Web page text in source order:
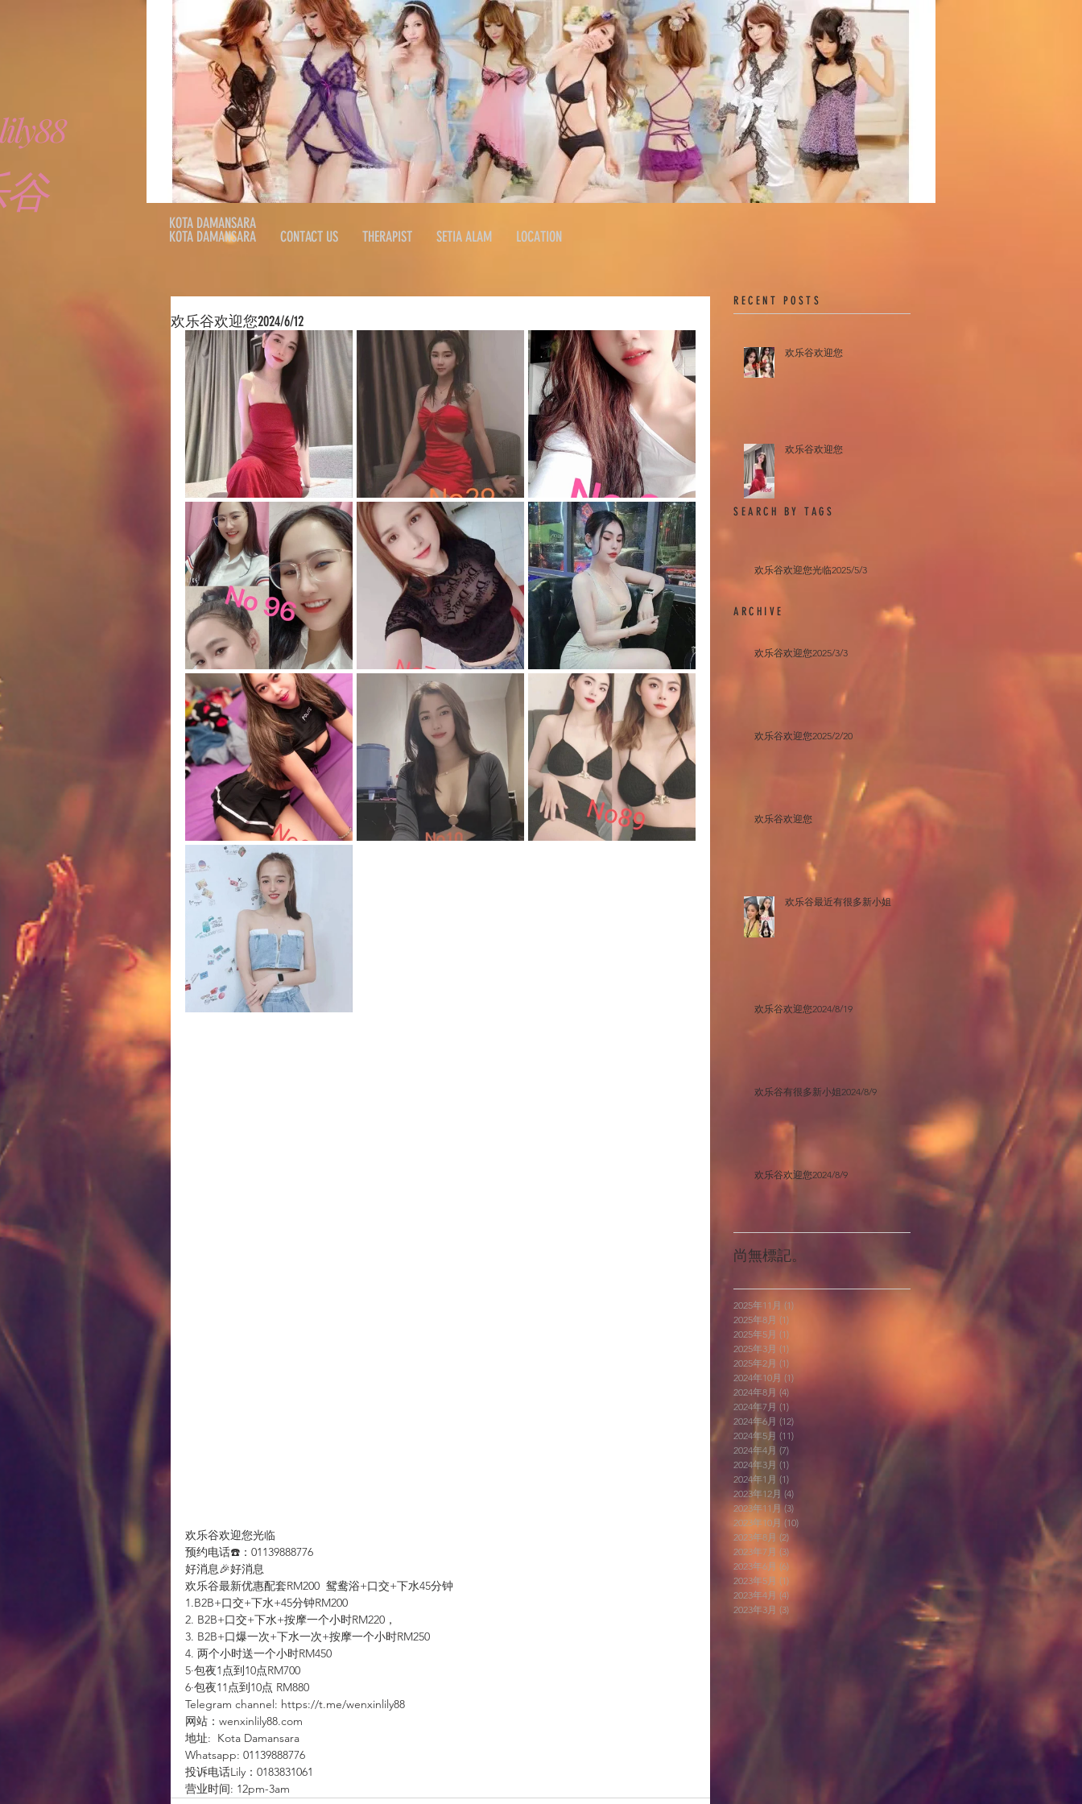
KOTA DAMANSARA CONTACT US THERAPIST SETIA ALAM LOCATION
欢乐谷欢迎您2024/6/12
欢乐谷欢迎您光临
预约电话☎️：01139888776
好消息🎉好消息
欢乐谷最新优惠配套RM200  鸳鸯浴+口交+下水45分钟
1.B2B+口交+下水+45分钟RM200
2. B2B+口交+下水+按摩一个小时RM220，
3. B2B+口爆一次+下水一次+按摩一个小时RM250
4. 两个小时送一个小时RM450
5·包夜1点到10点RM700
6·包夜11点到10点 RM880
Telegram channel: https://t.me/wenxinlily88
网站：wenxinlily88.com
地址:  Kota Damansara
Whatsapp: 01139888776
投诉电话Lily：0183831061
营业时间: 12pm-3am
欢乐谷欢迎您
欢乐谷欢迎您
欢乐谷欢迎您光临2025/5/3
欢乐谷欢迎您2025/3/3
欢乐谷欢迎您2025/2/20
欢乐谷欢迎您
欢乐谷最近有很多新小姐
欢乐谷欢迎您2024/8/19
欢乐谷有很多新小姐2024/8/9
欢乐谷欢迎您2024/8/9
RECENT POSTS
SEARCH BY TAGS
ARCHIVE
尚無標記。
2025年11月 (1)
2025年8月 (1)
2025年5月 (1)
2025年3月 (1)
2025年2月 (1)
2024年10月 (1)
2024年8月 (4)
2024年7月 (1)
2024年6月 (12)
2024年5月 (11)
2024年4月 (7)
2024年3月 (1)
2024年1月 (1)
2023年12月 (4)
2023年11月 (3)
2023年10月 (10)
2023年8月 (2)
2023年7月 (3) 3 篇文章
2023年6月 (6)
2023年5月 (1)
2023年4月 (4)
2023年3月 (3)
KOTA DAMANSARA